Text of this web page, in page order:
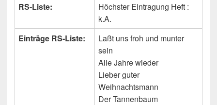
RS-Liste:
Höchster Eintragung Heft :
k.A.
Einträge RS-Liste:
Laßt uns froh und munter
sein
Alle Jahre wieder
Lieber guter
Weihnachtsmann
Der Tannenbaum